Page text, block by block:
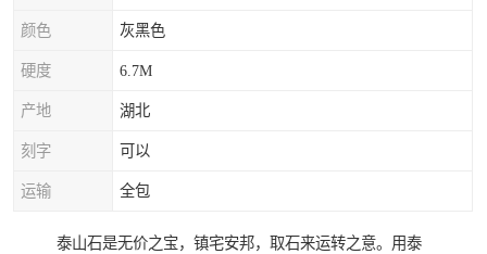
颜色 灰黑色
硬度 6.7M
产地 湖北
刻字 可以
运输 全包
泰山石是无价之宝，镇宅安邦，取石来运转之意。用泰